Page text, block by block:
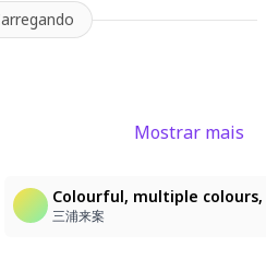
Mostrar mais
colours, high contrast,
Colourful, multiple
三浦来案